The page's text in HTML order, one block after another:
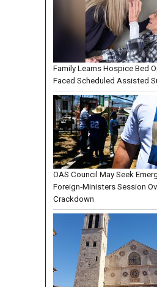
Family Learns Hospice Bed
Faced Scheduled Assisted
OAS Council May Seek
Foreign‑Ministers Session
Crackdown